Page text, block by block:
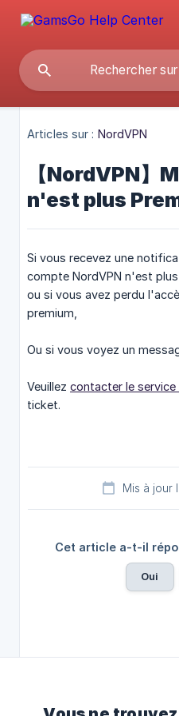
Articles sur : NordVPN
【NordVPN】
n'est plus
Si vous recevez une
compte NordVPN n'est
ou si vous avez perdu
premium,
Ou si vous voyez un
Veuillez contacter le service
ticket.
Mis à jour
Cet article a-t-il
Oui